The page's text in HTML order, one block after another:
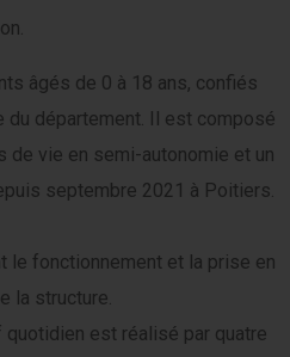
âgés de 0 à 18 ans, confiés
du département. Il est composé
de vie en semi-autonomie et un
septembre 2021 à Poitiers.
le fonctionnement et la prise en
la structure.
quotidien est réalisé par quatre